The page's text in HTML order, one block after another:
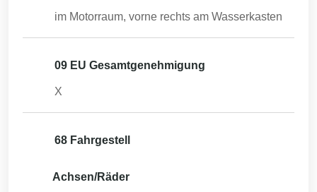
im Motorraum, vorne rechts am Wasserkasten
09 EU Gesamtgenehmigung
X
68 Fahrgestell
Achsen/Räder